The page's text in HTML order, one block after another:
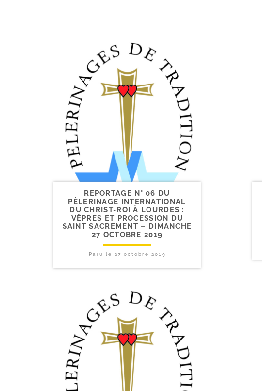
REPORTAGE N° 06 DU
PÈLERINAGE INTERNATIONAL
DU CHRIST-​ROI À LOURDES :
VÊPRES ET PROCESSION DU
SAINT SACREMENT – DIMANCHE
27 OCTOBRE 2019
Paru le 27 octobre 2019